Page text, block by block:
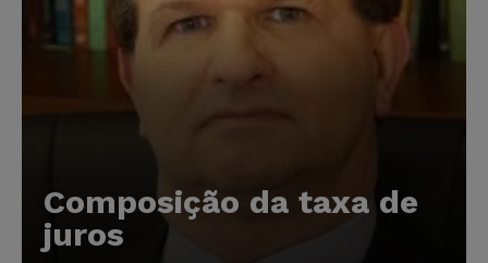
Composição da taxa de
juros